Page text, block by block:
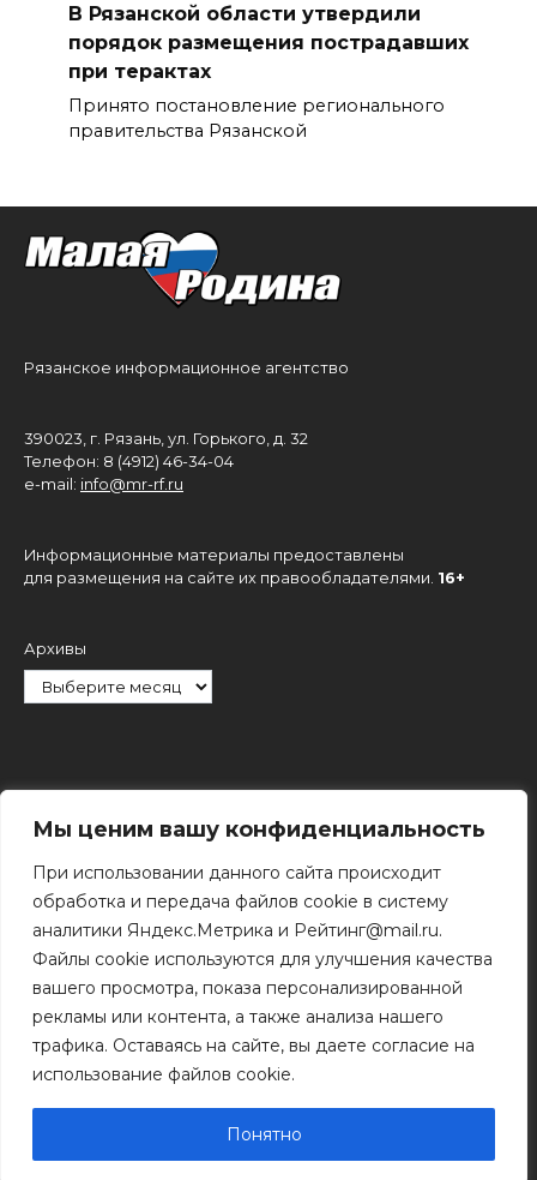
Мы ценим вашу конфиденциальность
При использовании данного сайта происходит
обработка и передача файлов cookie в систему
аналитики Яндекс.Метрика и Рейтинг@mail.ru.
Файлы cookie используются для улучшения качества
вашего просмотра, показа персонализированной
рекламы или контента, а также анализа нашего
трафика. Оставаясь на сайте, вы даете согласие на
использование файлов cookie.
Понятно
В Рязанской области утвердили
порядок размещения пострадавших
при терактах
Принято постановление регионального
правительства Рязанской
Рязанское информационное агентство
390023, г. Рязань, ул. Горького, д. 32
Телефон: 8 (4912) 46-34-04
e-mail: info@mr-rf.ru
Информационные материалы предоставлены
для размещения на сайте их правообладателями. 16+
Архивы
Поиск
разрешения правообладателя.